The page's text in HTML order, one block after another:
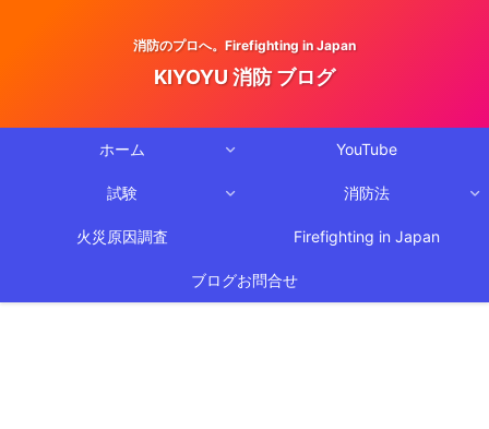
消防のプロへ。Firefighting in Japan
KIYOYU 消防 ブログ
ホーム YouTube
試験 消防法
火災原因調査 Firefighting in Japan
ブログお問合せ